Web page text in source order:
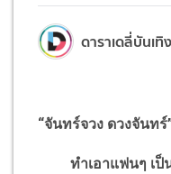
ดาราเดลี่บันเทิง
“จันทร์จวง ดวงจันท
ทำเอาแฟนๆ เป็น